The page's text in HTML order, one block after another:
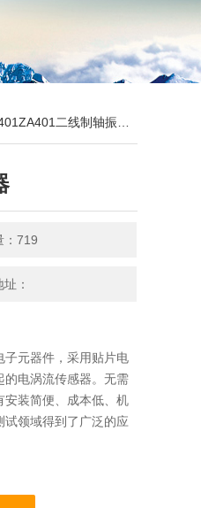
二线制轴振动变送器
：719
：
子元器件，采用贴片电
的电涡流传感器。无需
安装简便、成本低、机
领域得到了广泛的应